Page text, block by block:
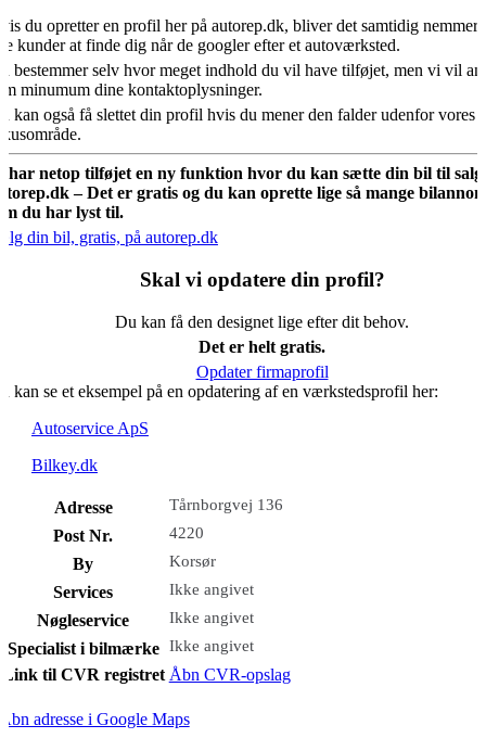
du opretter en profil her på autorep.dk, bliver det samtidig
kunder at finde dig når de googler efter et autoværksted.
bestemmer selv hvor meget indhold du vil have tilføjet, men vi vil
minumum dine kontaktoplysninger.
kan også få slettet din profil hvis du mener den falder udenfor vores
har netop tilføjet en ny funktion hvor du kan sætte din bil til salg
– Det er gratis og du kan oprette lige så mange
du har lyst til.
din bil, gratis, på autorep.dk
Skal vi opdatere din profil?
Du kan få den designet lige efter dit behov.
Det er helt gratis.
Opdater firmaprofil
kan se et eksempel på en opdatering af en værkstedsprofil her:
Autoservice ApS
Bilkey.dk
Adresse Tårnborgvej 136
Post Nr. 4220
By Korsør
Services Ikke angivet
Nøgleservice Ikke angivet
Specialist i bilmærke Ikke angivet
Link til CVR registret Åbn CVR-opslag
adresse i Google Maps